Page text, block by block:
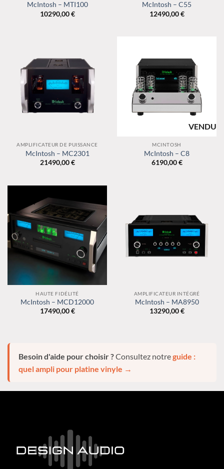
McIntosh – MTI100
10290,00€
McIntosh – C55
12490,00€
AMPLIFICATEUR DE PUISSANCE
McIntosh – MC2301
21490,00€
MCINTOSH
McIntosh – C8
6190,00€
HAUTE FIDÉLITÉ
McIntosh – MCD12000
17490,00€
AMPLIFICATEUR INTÉGRÉ
McIntosh – MA8950
13290,00€
Besoin d'aide pour choisir ?Consultez notreguide :
quel ampli pour platine vinyle →